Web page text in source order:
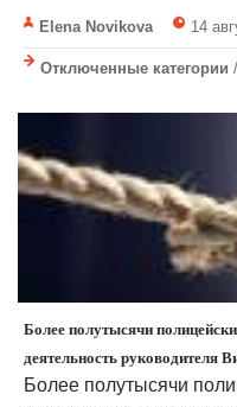
Elena Novikova 14
Отключенные категории /
Более полутысячи
деятельность руководителя
Более полутысячи